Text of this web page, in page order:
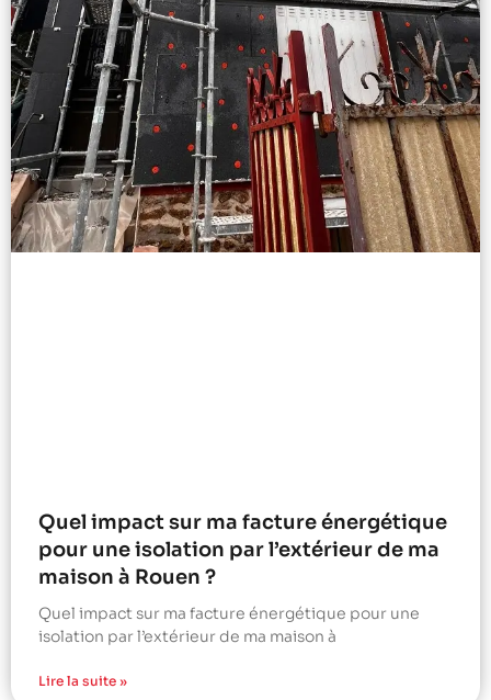
Quel impact sur ma facture énergétique
pour une isolation par l’extérieur de ma
maison à Rouen ?
Quel impact sur ma facture énergétique pour une
isolation par l’extérieur de ma maison à
Lire la suite »